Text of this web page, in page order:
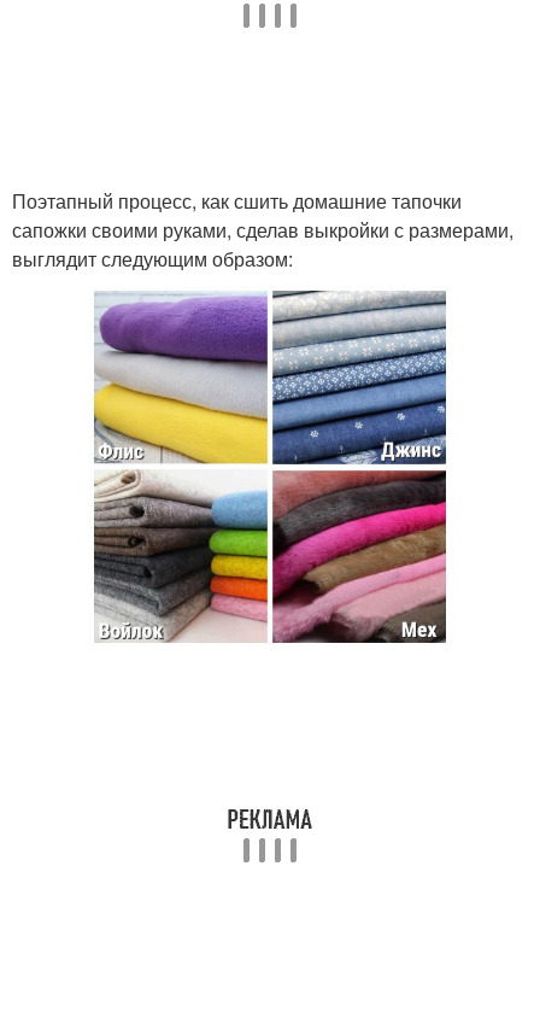
Поэтапный процесс, как сшить домашние тапочки
сапожки своими руками, сделав выкройки с размерами,
выглядит следующим образом: